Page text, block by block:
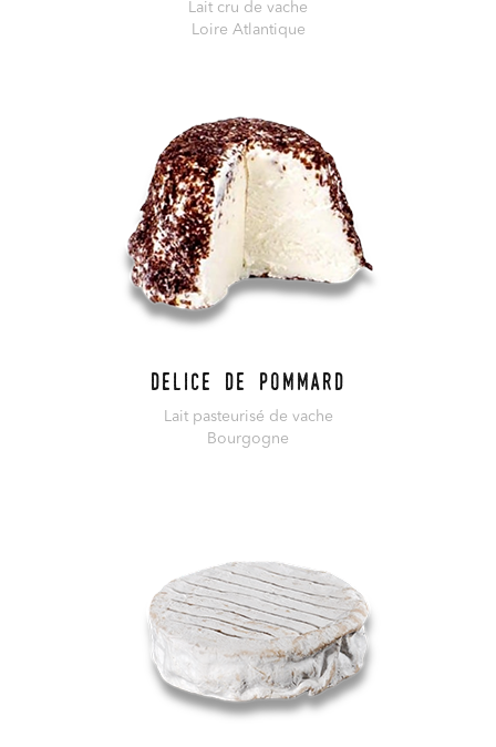
Lait cru de vache
Loire Atlantique
Delice de Pommard
Lait pasteurisé de vache
Bourgogne